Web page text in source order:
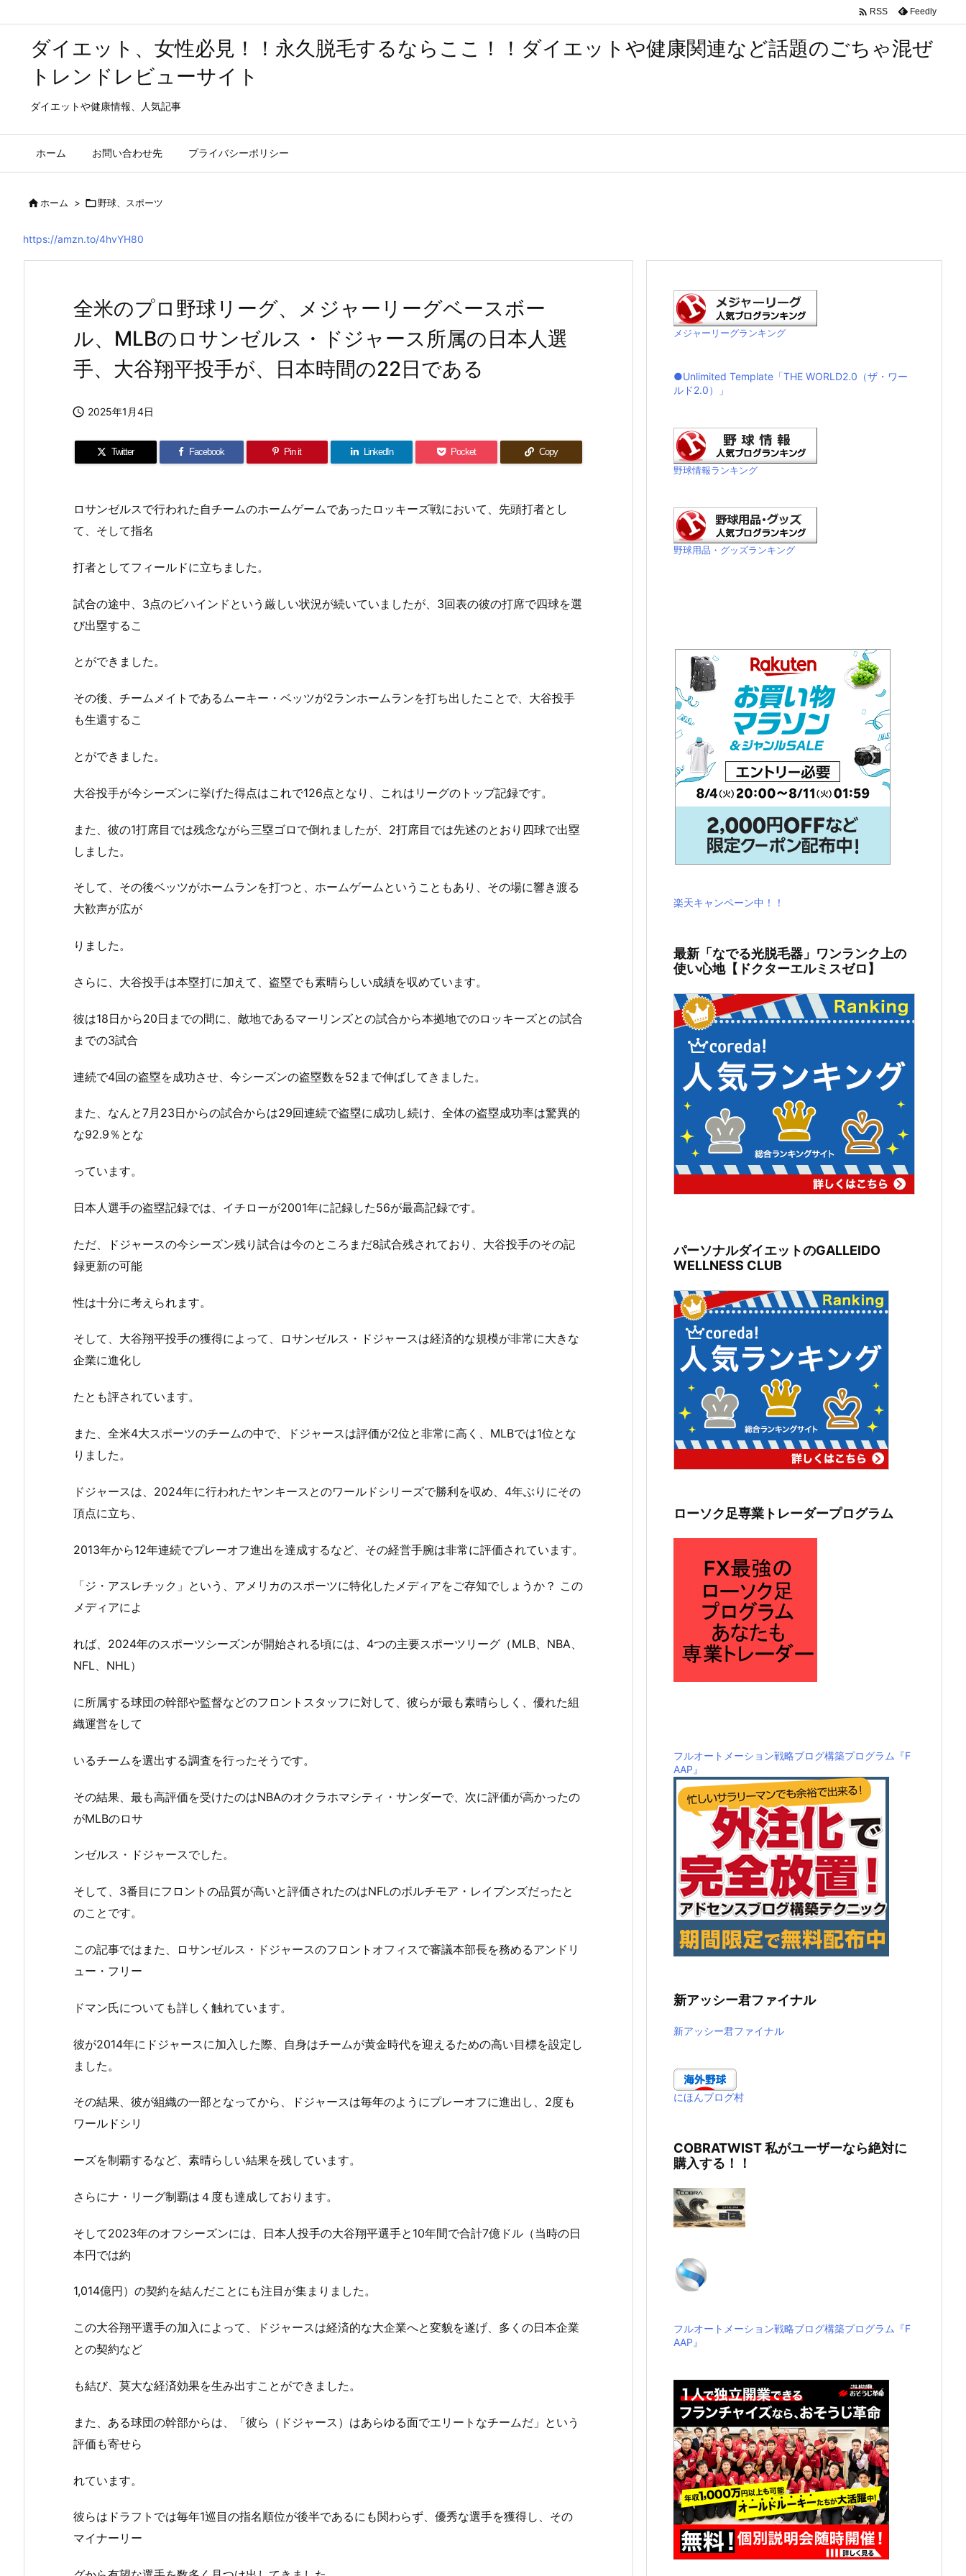
ダイエット、女性必見！！永久脱毛するならここ！！ダイエットや健康関連など話題のごちゃ混ぜ
トレンドレビューサイト
ダイエットや健康情報、人気記事
ホーム お問い合わせ先 プライバシーポリシー
 RSS Feedly
ホーム > 野球、スポーツ
https://amzn.to/4hvYH80
全米のプロ野球リーグ、メジャーリーグベースボー
ル、MLBのロサンゼルス・ドジャース所属の日本人選
手、大谷翔平投手が、日本時間の22日である
 2025年1月4日
Twitter Facebook Pin it LinkedIn Pocket Copy
ロサンゼルスで行われた自チームのホームゲームであったロッキーズ戦において、先頭打者とし
て、そして指名
打者としてフィールドに立ちました。
試合の途中、3点のビハインドという厳しい状況が続いていましたが、3回表の彼の打席で四球を選
び出塁するこ
とができました。
その後、チームメイトであるムーキー・ベッツが2ランホームランを打ち出したことで、大谷投手
も生還するこ
とができました。
大谷投手が今シーズンに挙げた得点はこれで126点となり、これはリーグのトップ記録です。
また、彼の1打席目では残念ながら三塁ゴロで倒れましたが、2打席目では先述のとおり四球で出塁
しました。
そして、その後ベッツがホームランを打つと、ホームゲームということもあり、その場に響き渡る
大歓声が広が
りました。
さらに、大谷投手は本塁打に加えて、盗塁でも素晴らしい成績を収めています。
彼は18日から20日までの間に、敵地であるマーリンズとの試合から本拠地でのロッキーズとの試合
までの3試合
連続で4回の盗塁を成功させ、今シーズンの盗塁数を52まで伸ばしてきました。
また、なんと7月23日からの試合からは29回連続で盗塁に成功し続け、全体の盗塁成功率は驚異的
な92.9％とな
っています。
日本人選手の盗塁記録では、イチローが2001年に記録した56が最高記録です。
ただ、ドジャースの今シーズン残り試合は今のところまだ8試合残されており、大谷投手のその記
録更新の可能
性は十分に考えられます。
そして、大谷翔平投手の獲得によって、ロサンゼルス・ドジャースは経済的な規模が非常に大きな
企業に進化し
たとも評されています。
また、全米4大スポーツのチームの中で、ドジャースは評価が2位と非常に高く、MLBでは1位とな
りました。
ドジャースは、2024年に行われたヤンキースとのワールドシリーズで勝利を収め、4年ぶりにその
頂点に立ち、
2013年から12年連続でプレーオフ進出を達成するなど、その経営手腕は非常に評価されています。
「ジ・アスレチック」という、アメリカのスポーツに特化したメディアをご存知でしょうか？ この
メディアによ
れば、2024年のスポーツシーズンが開始される頃には、4つの主要スポーツリーグ（MLB、NBA、
NFL、NHL）
に所属する球団の幹部や監督などのフロントスタッフに対して、彼らが最も素晴らしく、優れた組
織運営をして
いるチームを選出する調査を行ったそうです。
その結果、最も高評価を受けたのはNBAのオクラホマシティ・サンダーで、次に評価が高かったの
がMLBのロサ
ンゼルス・ドジャースでした。
そして、3番目にフロントの品質が高いと評価されたのはNFLのボルチモア・レイブンズだったと
のことです。
この記事ではまた、ロサンゼルス・ドジャースのフロントオフィスで審議本部長を務めるアンドリ
ュー・フリー
ドマン氏についても詳しく触れています。
彼が2014年にドジャースに加入した際、自身はチームが黄金時代を迎えるための高い目標を設定し
ました。
その結果、彼が組織の一部となってから、ドジャースは毎年のようにプレーオフに進出し、2度も
ワールドシリ
ーズを制覇するなど、素晴らしい結果を残しています。
さらにナ・リーグ制覇は４度も達成しております。
そして2023年のオフシーズンには、日本人投手の大谷翔平選手と10年間で合計7億ドル（当時の日
本円では約
1,014億円）の契約を結んだことにも注目が集まりました。
この大谷翔平選手の加入によって、ドジャースは経済的な大企業へと変貌を遂げ、多くの日本企業
との契約など
も結び、莫大な経済効果を生み出すことができました。
また、ある球団の幹部からは、「彼ら（ドジャース）はあらゆる面でエリートなチームだ」という
評価も寄せら
れています。
彼らはドラフトでは毎年1巡目の指名順位が後半であるにも関わらず、優秀な選手を獲得し、その
マイナーリー
メジャーリーグランキング
●Unlimited Template「THE WORLD2.0（ザ・ワー
ルド2.0）」
野球情報ランキング
野球用品・グッズランキング
楽天キャンペーン中！！
最新「なでる光脱毛器」ワンランク上の
使い心地【ドクターエルミスゼロ】
パーソナルダイエットのGALLEIDO
WELLNESS CLUB
ローソク足専業トレーダープログラム
フルオートメーション戦略ブログ構築プログラム『F
AAP』
新アッシー君ファイナル
新アッシー君ファイナル
にほんブログ村
COBRATWIST 私がユーザーなら絶対に
購入する！！
フルオートメーション戦略ブログ構築プログラム『F
AAP』